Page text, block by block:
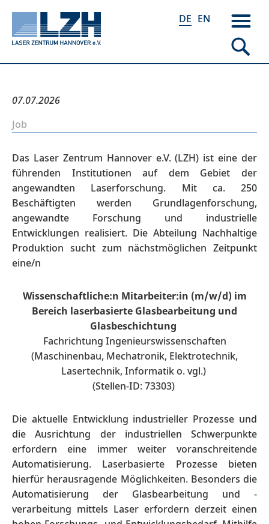
Direkt
Inhalt
DE EN
07.07.2026
Job
Das Laser Zentrum Hannover e.V. (LZH) ist eine der
führenden Institutionen auf dem Gebiet der
angewandten Laserforschung. Mit ca. 250
Beschäftigten werden Grundlagenforschung,
angewandte Forschung und industrielle
Entwicklungen realisiert. Die Abteilung Nachhaltige
Produktion sucht zum nächstmöglichen Zeitpunkt
eine/n
Wissenschaftliche:n Mitarbeiter:in (m/w/d) im
Bereich laserbasierte Glasbearbeitung und
Glasbeschichtung
Fachrichtung Ingenieurswissenschaften
(Maschinenbau, Mechatronik, Elektrotechnik,
Lasertechnik, Informatik o. vgl.)
(Stellen-ID: 73303)
Die aktuelle Entwicklung industrieller Prozesse und
die Ausrichtung der industriellen Schwerpunkte
erfordern eine immer weiter voranschreitende
Automatisierung. Laserbasierte Prozesse bieten
hierfür herausragende Möglichkeiten. Besonders die
Automatisierung der Glasbearbeitung und -
verarbeitung mittels Laser erfordern derzeit einen